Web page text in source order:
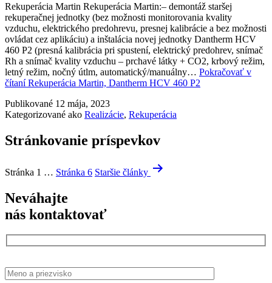
Rekuperácia Martin Rekuperácia Martin:– demontáž staršej
rekuperačnej jednotky (bez možnosti monitorovania kvality
vzduchu, elektrického predohrevu, presnej kalibrácie a bez možnosti
ovládat cez aplikáciu) a inštalácia novej jednotky Dantherm HCV
460 P2 (presná kalibrácia pri spustení, elektrický predohrev, snímač
Rh a snímač kvality vzduchu – prchavé látky + CO2, krbový režim,
letný režim, nočný útlm, automatický/manuálny… Pokračovať v
čítaníRekuperácia Martin, Dantherm HCV 460 P2
Publikované 12 mája, 2023
Kategorizované ako Realizácie, Rekuperácia
Stránkovanie príspevkov
Stránka 1 … Stránka 6 Staršie články
Neváhajte
nás kontaktovať